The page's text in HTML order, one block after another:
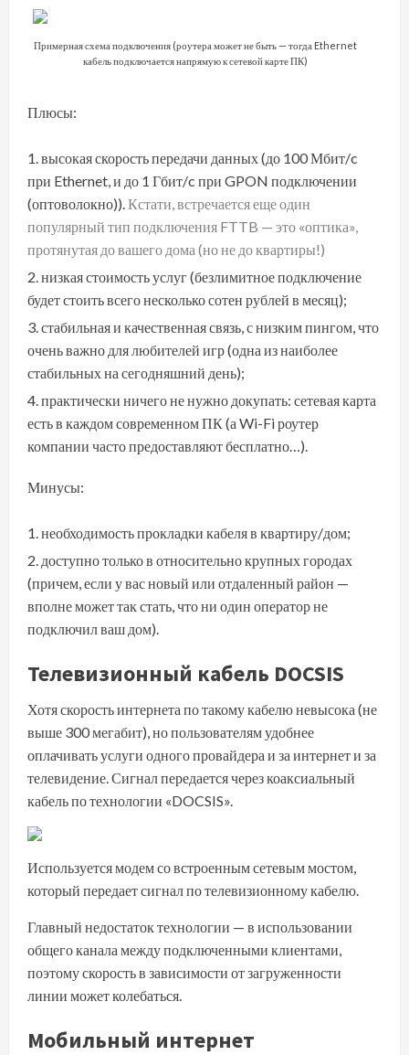
Примерная схема подключения (роутера может не быть — тогда Ethernet
кабель подключается напрямую к сетевой карте ПК)
Плюсы:
высокая скорость передачи данных (до 100 Мбит/c
при Ethernet, и до 1 Гбит/c при GPON подключении
(оптоволокно)).Кстати, встречается еще один
популярный тип подключения FTTB — это «оптика»,
протянутая до вашего дома (но не до квартиры!)
низкая стоимость услуг (безлимитное подключение
будет стоить всего несколько сотен рублей в месяц);
стабильная и качественная связь, с низким пингом, что
очень важно для любителей игр (одна из наиболее
стабильных на сегодняшний день);
практически ничего не нужно докупать: сетевая карта
есть в каждом современном ПК (а Wi-Fi роутер
компании часто предоставляют бесплатно…).
Минусы:
необходимость прокладки кабеля в квартиру/дом;
доступно только в относительно крупных городах
(причем, если у вас новый или отдаленный район —
вполне может так стать, что ни один оператор не
подключил ваш дом).
Телевизионный кабель DOCSIS
Хотя скорость интернета по такому кабелю невысока (не
выше 300 мегабит), но пользователям удобнее
оплачивать услуги одного провайдера и за интернет и за
телевидение. Сигнал передается через коаксиальный
кабель по технологии «DOCSIS».
Используется модем со встроенным сетевым мостом,
который передает сигнал по телевизионному кабелю.
Главный недостаток технологии — в использовании
общего канала между подключенными клиентами,
поэтому скорость в зависимости от загруженности
линии может колебаться.
Мобильный интернет